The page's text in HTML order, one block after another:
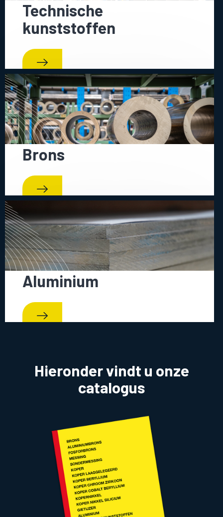
Technische
kunststoffen
Brons
Aluminium
Hieronder vindt u onze
catalogus